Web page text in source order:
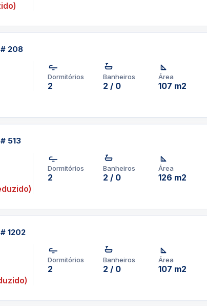
208
Dormitórios
2
Banheiros
2 / 0
Área
107 m2
513
Dormitórios
2
Banheiros
2 / 0
Área
126 m2
1202
Dormitórios
2
Banheiros
2 / 0
Área
107 m2